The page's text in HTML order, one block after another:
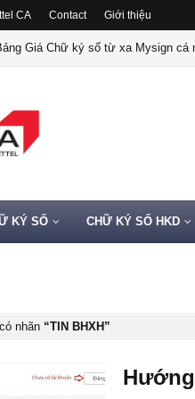
CA Contact Giới thiệu
Giá Chữ ký số từ xa Mysign cá
KÝ SỐ CHỮ KÝ SỐ HKD
nhãn TIN BHXH